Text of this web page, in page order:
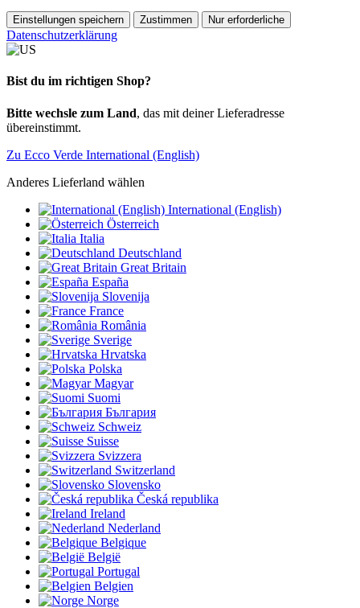
Einstellungen speichern Zustimmen Nur erforderliche
Datenschutzerklärung
Bist du im richtigen Shop?
Bitte wechsle zum Land, das mit deiner Lieferadresse
übereinstimmt.
Zu Ecco Verde International (English)
Anderes Lieferland wählen
International (English)
Österreich
Italia
Deutschland
Great Britain
España
Slovenija
France
România
Sverige
Hrvatska
Polska
Magyar
Suomi
България
Schweiz
Suisse
Svizzera
Switzerland
Slovensko
Česká republika
Ireland
Nederland
Belgique
België
Portugal
Belgien
Norge